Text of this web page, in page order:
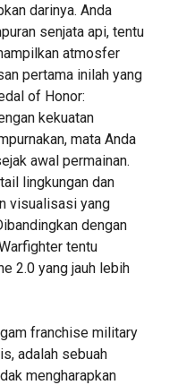
darinya. Anda
senjata api, tentu
atmosfer
pertama inilah yang
of Honor:
kekuatan
mata Anda
awal permainan.
lingkungan dan
visualisasi yang
dengan
tentu
2.0 yang jauh lebih
franchise military
adalah sebuah
mengharapkan